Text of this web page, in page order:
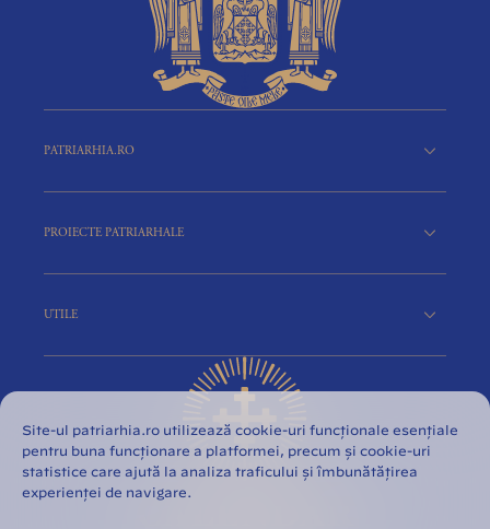
Site-ul patriarhia.ro utilizează cookie-uri funcționale esențiale
pentru buna funcționare a platformei, precum și cookie-uri
statistice care ajută la analiza traficului și îmbunătățirea
experienței de navigare.
PATRIARHIA.RO
PROIECTE PATRIARHALE
UTILE